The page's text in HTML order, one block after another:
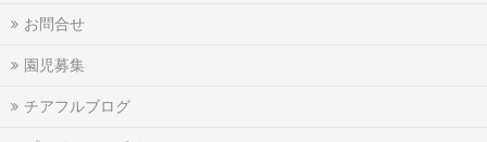
お問合せ
園児募集
チアフルブログ